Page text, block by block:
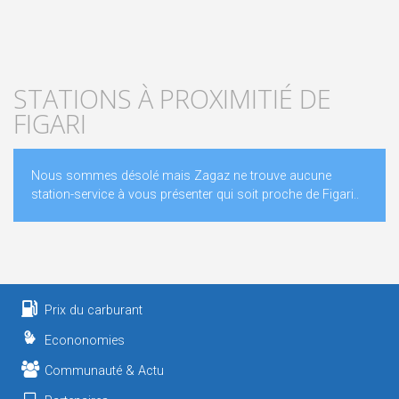
STATIONS À PROXIMITIÉ DE
FIGARI
Nous sommes désolé mais Zagaz ne trouve aucune
station-service à vous présenter qui soit proche de Figari..
Prix du carburant
Econonomies
Communauté & Actu